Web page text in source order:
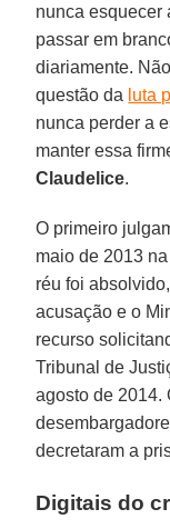
nunca esquecer
passar em
diariamente.
questão da luta
nunca perder a
manter essa
Claudelice.
O primeiro
maio de 2013
réu foi
acusação e o
recurso
Tribunal de
agosto de 2014.
decretaram a
Digitais do